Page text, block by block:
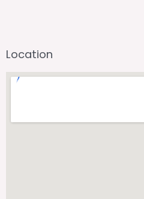
Location